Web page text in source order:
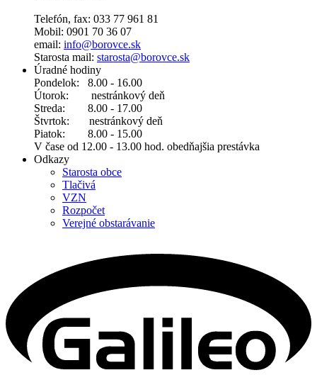
Telefón, fax: 033 77 961 81
Mobil: 0901 70 36 07
email: info@borovce.sk
Starosta mail: starosta@borovce.sk
Úradné hodiny
Pondelok: 8.00 - 16.00
Útorok: nestránkový deň
Streda: 8.00 - 17.00
Štvrtok: nestránkový deň
Piatok: 8.00 - 15.00
V čase od 12.00 - 13.00 hod. obedňajšia prestávka
Odkazy
Starosta obce
Tlačivá
VZN
Rozpočet
Verejné obstarávanie